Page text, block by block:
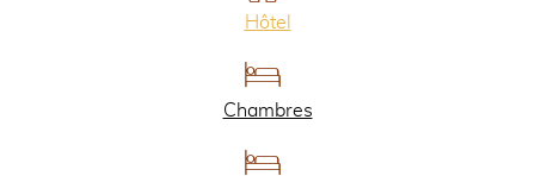
Hôtel
Chambres